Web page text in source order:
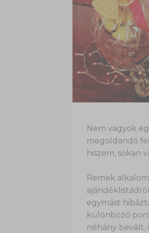
Nem vagyok
megoldandó
hiszem, sokan
Remek
egymást
különböző
néhány